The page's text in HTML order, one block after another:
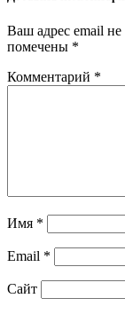
Ваш адрес email не
помечены *
Комментарий *
Имя *
Email *
Сайт